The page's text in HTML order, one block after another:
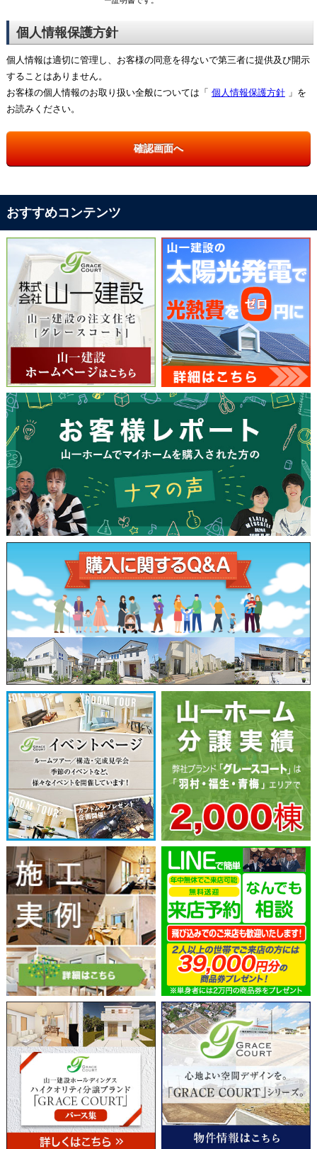
個人情報保護方針
個人情報は適切に管理し、お客様の同意を得ないで第三者に提供及び開示
することはありません。
お客様の個人情報のお取り扱い全般については「 個人情報保護方針」を
お読みください。
おすすめコンテンツ